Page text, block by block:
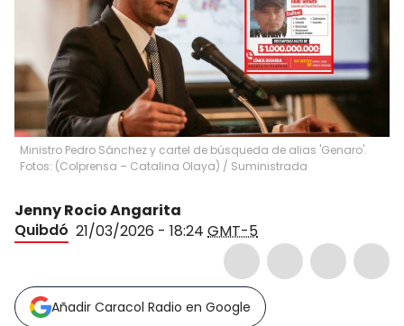
Ministro Pedro Sánchez y cartel de búsqueda de alias 'Genaro'.
Fotos: (Colprensa – Catalina Olaya) / Suministrada
Jenny Rocio Angarita
Quibdó 21/03/2026 - 18:24 GMT-5
Añadir Caracol Radio en Google